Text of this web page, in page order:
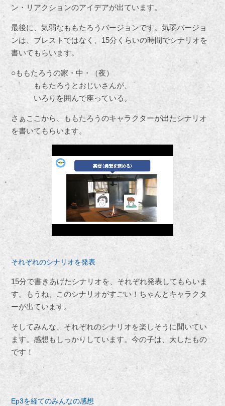
ン・リアクションのアイデアが出ています。
最後に、気弱なももたろうバージョンです。気弱バージョ
ンは、ブレストではなく、15分くらいの時間でシナリオを
書いてもらいます。
○ももたろうの家・中・（夜）
ももたろうとおじいさんが、
いろりを囲んで座っている。
さぁここから、ももたろうのキャラクターが出たシナリオ
を書いてもらいます。
それぞれのシナリオを発表
15分で書きあげたシナリオを、それぞれ発表してもらいま
す。もうね、このシナリオがすごい！ちゃんとキャラクタ
ーが出ています。
そしてみんな、それぞれのシナリオを楽しそうに聞いてい
ます。感想もしっかりしています。今の子は、大したもの
です！
Ep3を経てのみんなの感想